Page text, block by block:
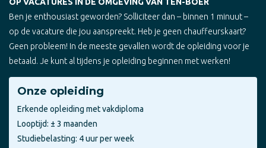
Ben je enthousiast geworden? Solliciteer dan – binnen 1 minuut –
op de vacature die jou aanspreekt. Heb je geen chauffeurskaart?
Geen probleem! In de meeste gevallen wordt de opleiding voor je
betaald. Je kunt al tijdens je opleiding beginnen met werken!
Onze opleiding
Erkende opleiding met vakdiploma
Looptijd: ± 3 maanden
Studiebelasting: 4 uur per week